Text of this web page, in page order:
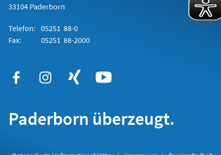
33104 Paderborn
Telefon: 05251 88-0
Fax:
05251 88-2000
Paderborn überzeugt.